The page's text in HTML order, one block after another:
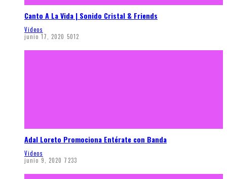
Canto A La Vida | Sonido Cristal & Friends
Videos
junio 17, 2020 5012
Adal Loreto Promociona Entérate con Banda
Videos
junio 9, 2020 7233